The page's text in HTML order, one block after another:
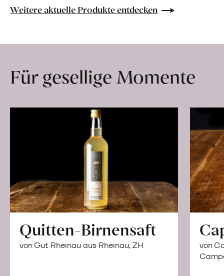
Lebensmittel
Hof
erfahren
Weitere aktuelle Produkte entdecken
Für gesellige Momente
Quitten-Birnensaft
von Gut Rheinau aus Rheinau, ZH
von